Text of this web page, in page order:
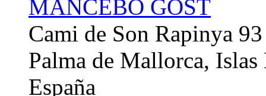
MANCEBO GOST
Cami de Son Rapinya 93
Palma de Mallorca, Islas
España